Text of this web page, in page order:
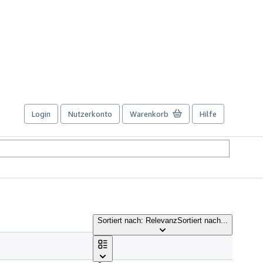
Login Nutzerkonto Warenkorb Hilfe
Sortiert nach: RelevanzSortiert nach...